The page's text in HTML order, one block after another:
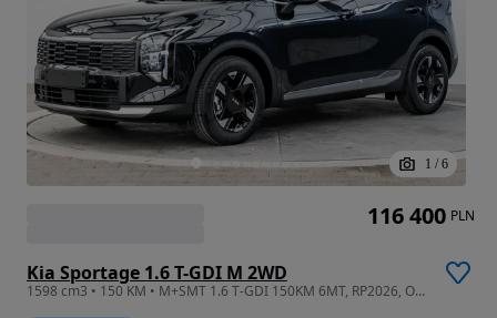
1 / 6
Kia Sportage 1.6 T-GDI M 2WD
1598 cm3 • 150 KM • M+SMT 1.6 T-GDI 150KM 6MT, RP2026, Od ręki! Promocyjne Finansowanie!
116 400 PLN